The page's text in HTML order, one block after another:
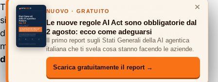
Tutti i contenuti pubblicati all’interno del
sito #ASSODIGITALE.“Copyright 2024” non sono
duplicabili e/o riproducibili in nessuna forma,
ma possono essere citati inserendo un link
diretto
e previa comunicazione viamail.
© 2026 ASSODIGITALE.IT•Privacy Policy
×
NUOVO · GRATUITO
Le nuove regole AI Act sono obbligatorie dal
2 agosto: ecco come adeguarsi
Il primo report sugli Stati Generali della AI agentica
italiana che ti svela cosa stanno facendo le aziende.
Scarica gratuitamente il report →